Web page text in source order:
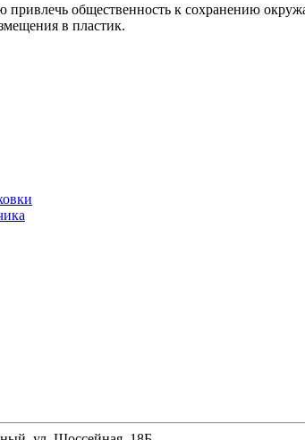
общественность к сохранению
в пластик.